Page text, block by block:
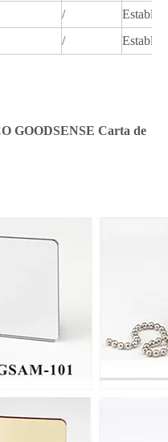
/
Estable
/ Estable
GOODSENSE Carta de